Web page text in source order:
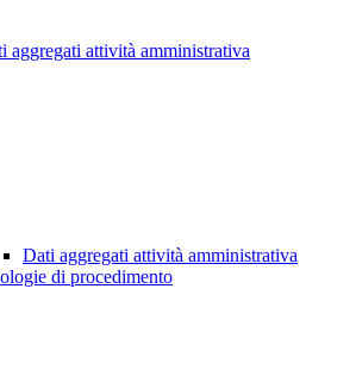
aggregati attività amministrativa
Dati aggregati attività amministrativa
di procedimento